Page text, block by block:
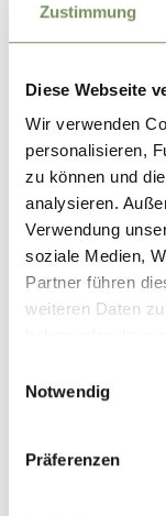
Zustimmung
Diese Webseite
Wir verwenden
personalisieren,
zu können und
analysieren.
Verwendung
soziale Medien,
Partner führen
weiteren Daten
Notwendig
Präferenzen